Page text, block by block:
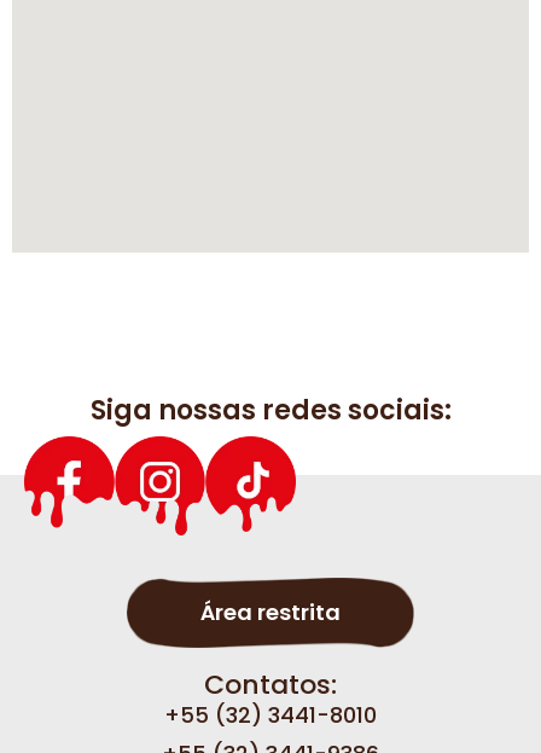
Siga nossas redes sociais:
Área restrita
Contatos:
+55 (32) 3441-8010